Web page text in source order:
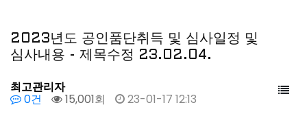
2023년도 공인품단취득 및 심사일정 및
심사내용 - 제목수정 23.02.04.
최고관리자
0건 15,001회 23-01-17 12:13